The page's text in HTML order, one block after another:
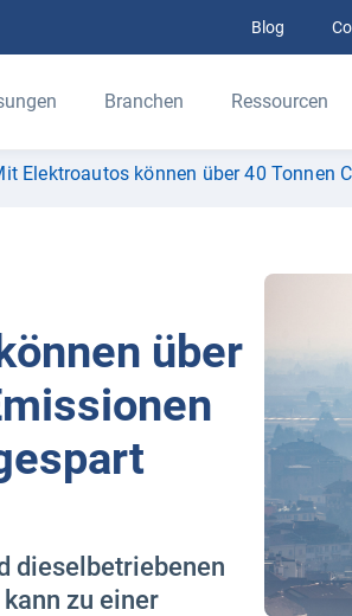
Blog
Branchen Ressourcen
Elektroautos können über 40 Tonnen
über
dieselbetriebenen
zu einer